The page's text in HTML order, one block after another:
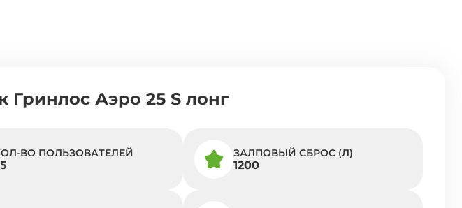
Гринлос Аэро 25 S лонг
ВО ПОЛЬЗОВАТЕЛЕЙ ЗАЛПОВЫЙ СБРОС (Л)
1200